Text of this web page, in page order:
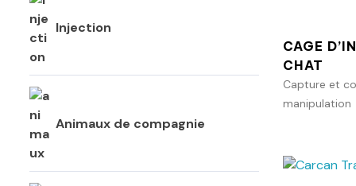
CAGE
CHAT
Capture et
manipulation
Injection
Animaux de compagnie